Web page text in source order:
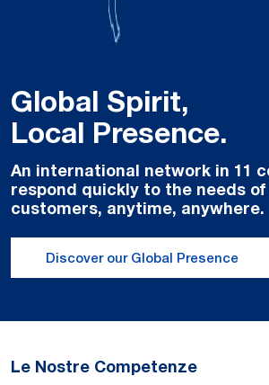
Global Spirit,
Local Presence.
An international network in 11
respond quickly to the needs
customers, anytime, anywhere.
Discover our Global Presence
Le Nostre Competenze